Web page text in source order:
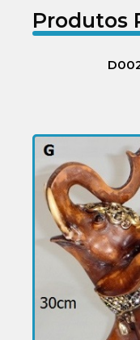
Produtos